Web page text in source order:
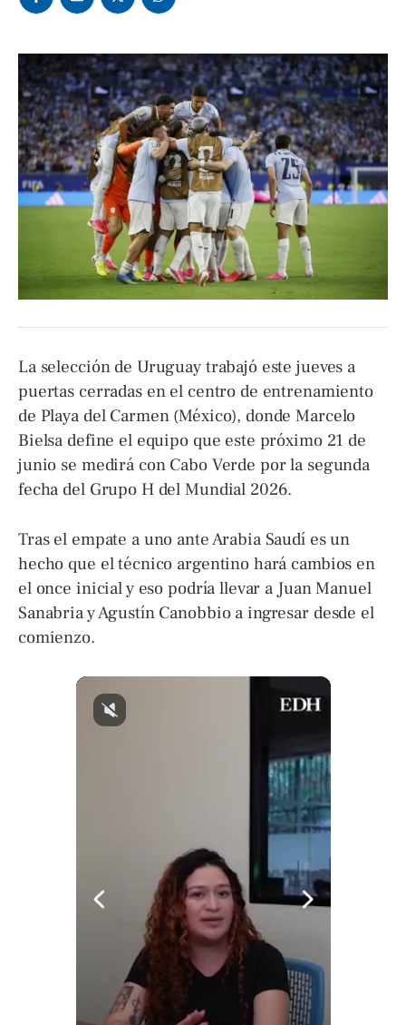
La selección de Uruguay trabajó este jueves a
puertas cerradas en el centro de entrenamiento
de Playa del Carmen (México), donde Marcelo
Bielsa define el equipo que este próximo 21 de
junio se medirá con Cabo Verde por la segunda
fecha del Grupo H del Mundial 2026.
Tras el empate a uno ante Arabia Saudí es un
hecho que el técnico argentino hará cambios en
el once inicial y eso podría llevar a Juan Manuel
Sanabria y Agustín Canobbio a ingresar desde el
comienzo.